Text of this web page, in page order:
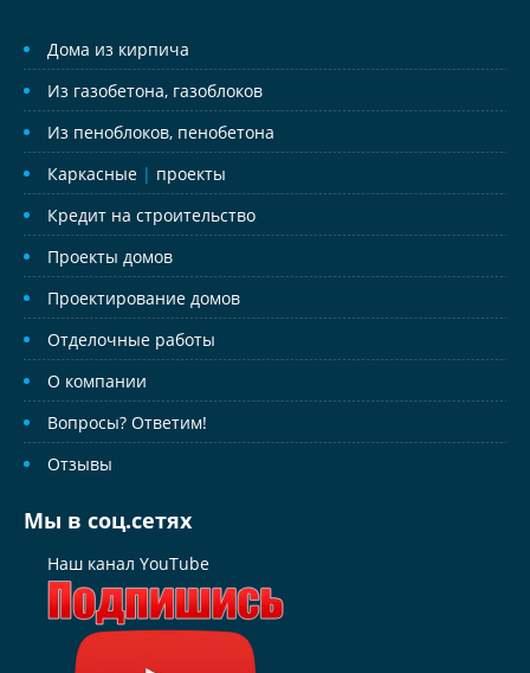
Дома из кирпича
Из газобетона, газоблоков
Из пеноблоков, пенобетона
Каркасные | проекты
Кредит на строительство
Проекты домов
Проектирование домов
Отделочные работы
О компании
Вопросы? Ответим!
Отзывы
Мы в соц.сетях
Наш канал YouTube